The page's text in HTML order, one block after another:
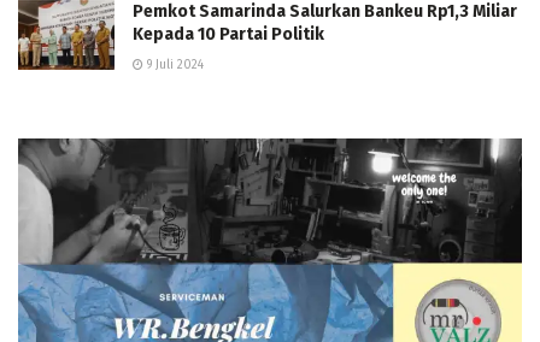
Pemkot Samarinda Salurkan Bankeu Rp1,3 Miliar
Kepada 10 Partai Politik
9 Juli 2024